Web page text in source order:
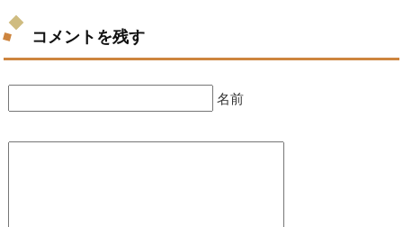
コメントを残す
名前